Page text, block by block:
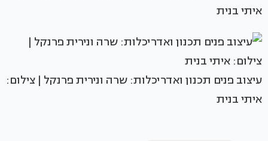
איתי בנית
עיצוב פנים תכנון ואדריכלות: שרה ונירית פרנקל | צילום:
איתי בנית